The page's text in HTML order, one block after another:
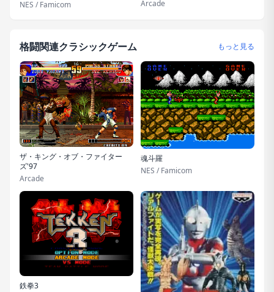
NES / Famicom
Arcade
格闘関連クラシックゲーム もっと見る
ザ・キング・オブ・ファイター
ズ'97
Arcade
魂斗羅
NES / Famicom
鉄拳3